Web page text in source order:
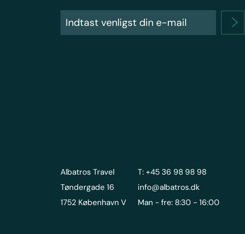
Albatros Travel
Tøndergade 16
1752 København V
T: +45 36 98 98 98
info@albatros.dk
Man - fre: 8:30 - 16:00